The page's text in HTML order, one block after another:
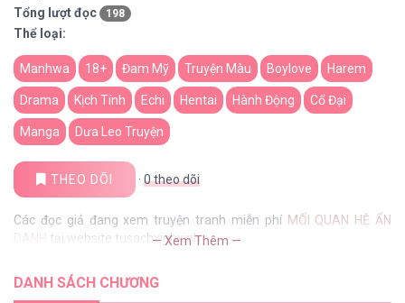
Tổng lượt đọc
198
Thể loại:
Manhwa 18+ Đam Mỹ Truyện Màu Boylove Harem
Drama Kịch Tính Echi Hentai Hành Động Cổ Đại
Manga Dưa Leo Truyện
THEO DÕI · 0theo dõi
Các đọc giả đang xem truyện tranh miễn phí MỐI QUAN HỆ ẨN
DANH
tại website tusachxinhxinh
— Xem Thêm —
DANH SÁCH CHƯƠNG